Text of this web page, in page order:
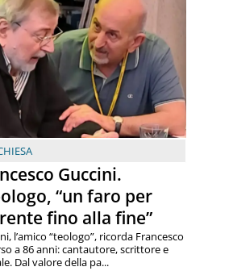
Guccini.
“un faro per
fino alla fine”
l’amico “teologo”, ricorda Francesco
a 86 anni: cantautore, scrittore e
Dal valore della pa...